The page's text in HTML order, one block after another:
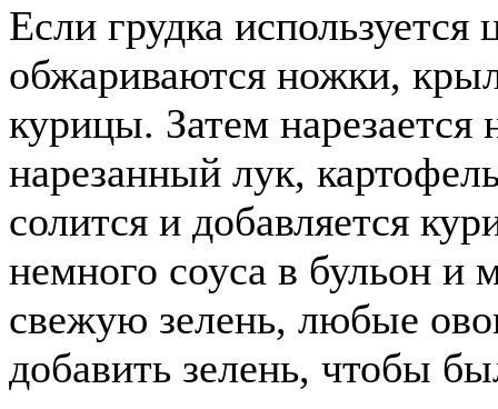
Если грудка используется
обжариваются ножки,
курицы. Затем
нарезанный лук,
солится и добавляется
немного соуса в бульон
свежую зелень, любые
добавить зелень, чтобы